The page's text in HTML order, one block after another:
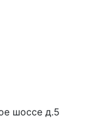
шоссе д.5